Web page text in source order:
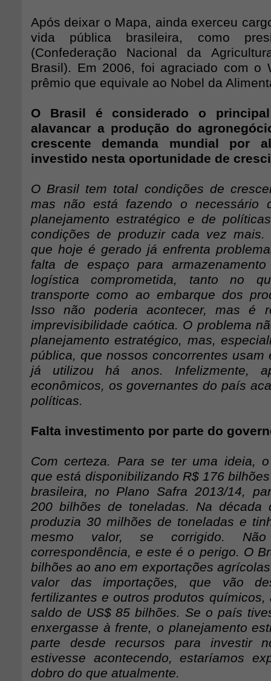
Após deixar o Mapa, ainda exerceu
vida pública brasileira, como
(Confederação Nacional da
Brasil). Em 2006, foi agraciado com o
prêmio que equivale ao Nobel da
O Brasil é considerado o
alavancar a produção do
crescente demanda mundial por
investido nesta oportunidade de
O Brasil tem total condições de
mas não está fazendo o necessário
planejamento estratégico e de
condições de produzir cada vez mais.
que hoje é gerado já enfrenta
falta de espaço para
logística comprometida, tanto no
transporte como ao embarque dos
Isso não poderia acontecer, mas é
imprevisibilidade caótica. O problema
planejamento estratégico, mas,
pública, que nossos concorrentes usam
já utilizou há anos. Infelizmente,
econômicos, os governantes do país
políticas.
Falta investimento por parte do
Com certeza. Para se ter uma ideia,
que está disponibilizando R$ 176
brasileira, no Plano Safra 2013/14,
200 bilhões de toneladas. Na década
produzia 30 milhões de toneladas e
mesmo valor, se corrigido.
correspondência, e este é o perigo. O
bilhões ao ano em exportações
valor das importações, que vão
fertilizantes e outros produtos químicos,
saldo de US$ 85 bilhões. Se o país
enxergasse à frente, o planejamento
parte desde recursos para investir
estivesse acontecendo, estaríamos
dobro do que atualmente.